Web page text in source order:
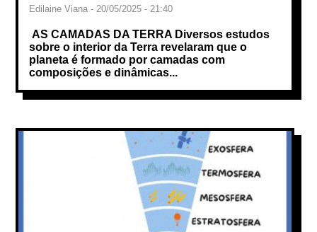
Edilaine Viana - 20/05/2025 - 21:40
AS CAMADAS DA TERRA Diversos estudos
sobre o interior da Terra revelaram que o
planeta é formado por camadas com
composições e dinâmicas...